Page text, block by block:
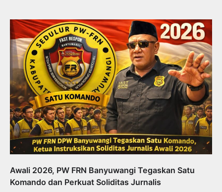
Awali 2026, PW FRN Banyuwangi Tegaskan Satu
Komando dan Perkuat Soliditas Jurnalis